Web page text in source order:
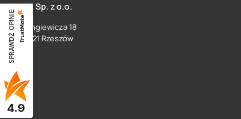
SUEZ Sp. z o.o.
ul. Langiewicza 18
35 - 021 Rzeszów
SPRAWDŹ OPINIE
4.9